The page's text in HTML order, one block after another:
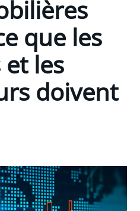
que les
les
doivent